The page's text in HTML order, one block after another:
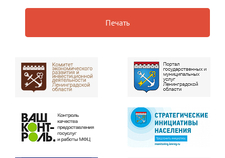
Печать